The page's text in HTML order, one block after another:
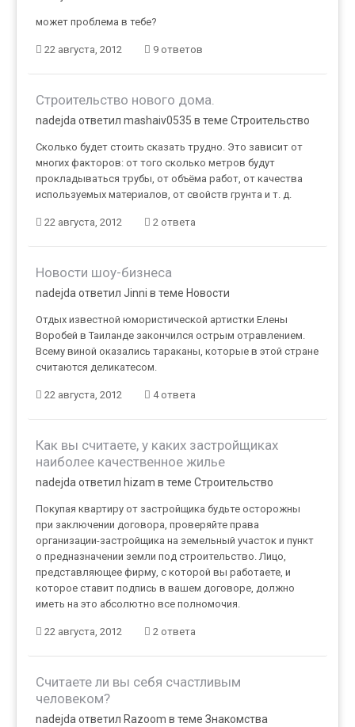
может проблема в тебе?
22 августа, 2012 9 ответов
Строительство нового дома.
nadejda ответил mashaiv0535 в теме Строительство
Сколько будет стоить сказать трудно. Это зависит от
многих факторов: от того сколько метров будут
прокладываться трубы, от объёма работ, от качества
используемых материалов, от свойств грунта и т. д.
22 августа, 2012 2 ответа
Новости шоу-бизнеса
nadejda ответил Jinni в теме Новости
Отдых известной юмористической артистки Елены
Воробей в Таиланде закончился острым отравлением.
Всему виной оказались тараканы, которые в этой стране
считаются деликатесом.
22 августа, 2012 4 ответа
Как вы считаете, у каких застройщиках
наиболее качественное жилье
nadejda ответил hizam в теме Строительство
Покупая квартиру от застройщика будьте осторожны
при заключении договора, проверяйте права
организации-застройщика на земельный участок и пункт
о предназначении земли под строительство. Лицо,
представляющее фирму, с которой вы работаете, и
которое ставит подпись в вашем договоре, должно
иметь на это абсолютно все полномочия.
22 августа, 2012 2 ответа
Считаете ли вы себя счастливым
человеком?
nadejda ответил Razoom в теме Знакомства